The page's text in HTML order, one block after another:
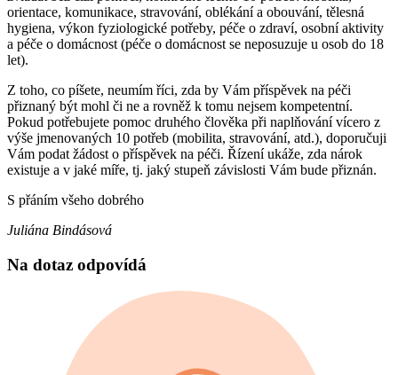
orientace, komunikace, stravování, oblékání a obouvání, tělesná
hygiena, výkon fyziologické potřeby, péče o zdraví, osobní aktivity
a péče o domácnost (péče o domácnost se neposuzuje u osob do 18
let).
Z toho, co píšete, neumím říci, zda by Vám příspěvek na péči
přiznaný být mohl či ne a rovněž k tomu nejsem kompetentní.
Pokud potřebujete pomoc druhého člověka při naplňování vícero z
výše jmenovaných 10 potřeb (mobilita, stravování, atd.), doporučuji
Vám podat žádost o příspěvek na péči. Řízení ukáže, zda nárok
existuje a v jaké míře, tj. jaký stupeň závislosti Vám bude přiznán.
S přáním všeho dobrého
Juliána Bindásová
Na dotaz odpovídá